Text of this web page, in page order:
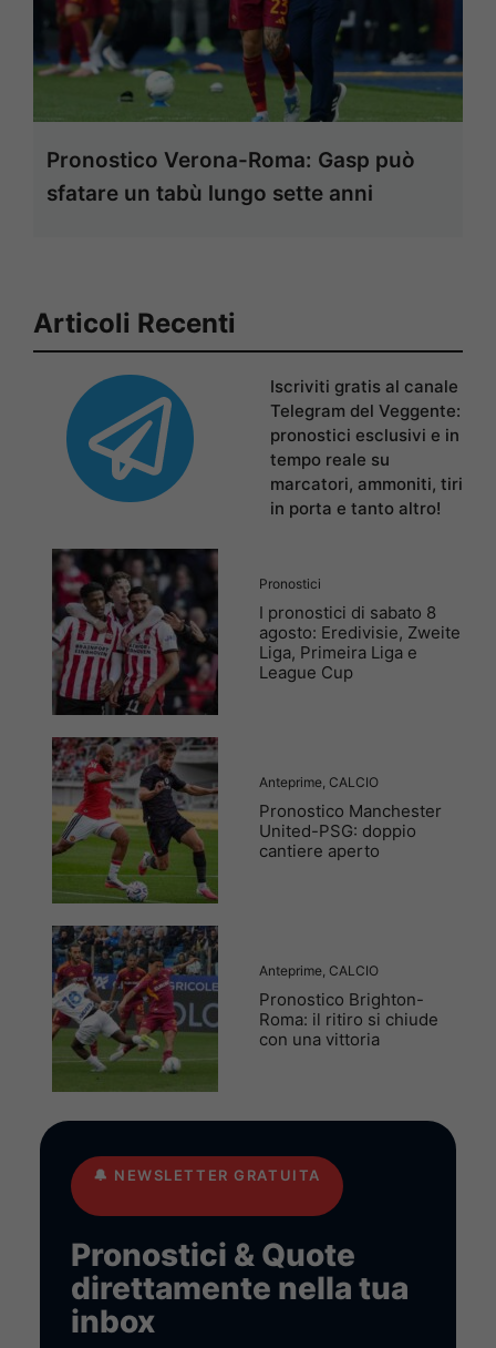
Pronostico Verona-Roma: Gasp può
sfatare un tabù lungo sette anni
Articoli Recenti
Iscriviti gratis al canale
Telegram del Veggente:
pronostici esclusivi e in
tempo reale su
marcatori, ammoniti, tiri
in porta e tanto altro!
Pronostici
I pronostici di sabato 8
agosto: Eredivisie, Zweite
Liga, Primeira Liga e
League Cup
Anteprime, CALCIO
Pronostico Manchester
United-PSG: doppio
cantiere aperto
Anteprime, CALCIO
Pronostico Brighton-
Roma: il ritiro si chiude
con una vittoria
🔔 NEWSLETTER GRATUITA
Pronostici & Quote
direttamente nella tua
inbox